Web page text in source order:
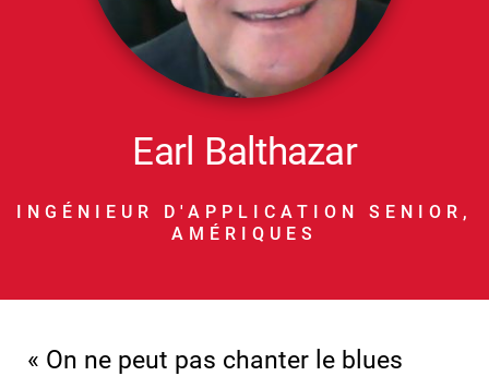
Earl Balthazar
INGÉNIEUR D'APPLICATION SENIOR,
AMÉRIQUES
« On ne peut pas chanter le blues